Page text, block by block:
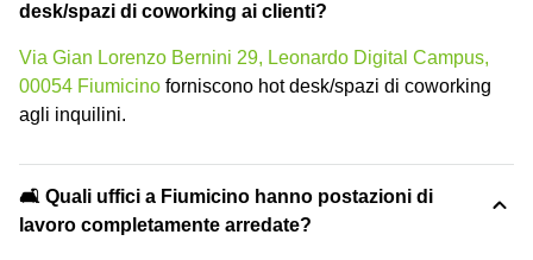
desk/spazi di coworking ai clienti?
Via Gian Lorenzo Bernini 29, Leonardo Digital Campus,
00054 Fiumicino forniscono hot desk/spazi di coworking
agli inquilini.
🛋️ Quali uffici a Fiumicino hanno postazioni di
lavoro completamente arredate?